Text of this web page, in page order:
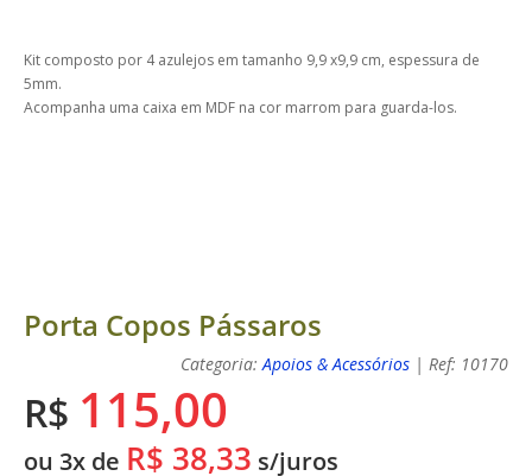
Kit composto por 4 azulejos em tamanho 9,9 x9,9 cm, espessura de
5mm.
Acompanha uma caixa em MDF na cor marrom para guarda-los.
Porta Copos Pássaros
Categoria:Apoios & Acessórios | Ref: 10170
R$ 115,00
ou 3x de R$ 38,33 s/juros